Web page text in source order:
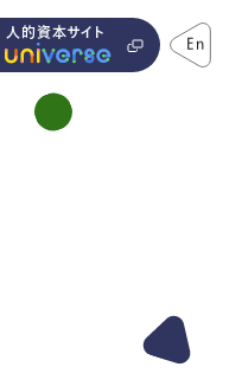
人的資本サイト En